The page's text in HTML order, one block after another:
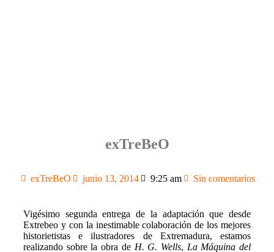
exTreBeO
exTreBeO junio 13, 2014 9:25 am Sin comentarios
Vigésimo segunda entrega de la adaptación que desde
Extrebeo y con la inestimable colaboración de los mejores
historietistas e ilustradores de Extremadura, estamos
realizando sobre la obra de H. G. Wells, La Máquina del